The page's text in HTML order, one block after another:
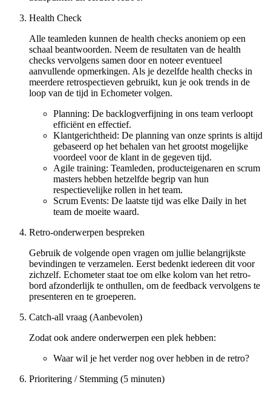
Health Check
Alle teamleden kunnen de health checks anoniem op een
schaal beantwoorden. Neem de resultaten van de health
checks vervolgens samen door en noteer eventueel
aanvullende opmerkingen. Als je dezelfde health checks in
meerdere retrospectieven gebruikt, kun je ook trends in de
loop van de tijd in Echometer volgen.
Planning: De backlogverfijning in ons team verloopt
efficiënt en effectief.
Klantgerichtheid: De planning van onze sprints is altijd
gebaseerd op het behalen van het grootst mogelijke
voordeel voor de klant in de gegeven tijd.
Agile training: Teamleden, producteigenaren en scrum
masters hebben hetzelfde begrip van hun
respectievelijke rollen in het team.
Scrum Events: De laatste tijd was elke Daily in het
team de moeite waard.
Retro-onderwerpen bespreken
Gebruik de volgende open vragen om jullie belangrijkste
bevindingen te verzamelen. Eerst bedenkt iedereen dit voor
zichzelf. Echometer staat toe om elke kolom van het retro-
bord afzonderlijk te onthullen, om de feedback vervolgens te
presenteren en te groeperen.
Catch-all vraag (Aanbevolen)
Zodat ook andere onderwerpen een plek hebben:
Waar wil je het verder nog over hebben in de retro?
Prioritering / Stemming (5 minuten)